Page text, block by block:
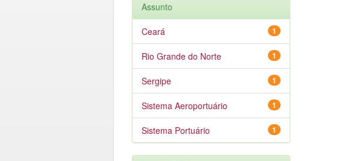
Assunto
1
Ceará
1
Rio Grande do Norte
1
Sergipe
1
Sistema Aeroportuário
1
Sistema Portuário